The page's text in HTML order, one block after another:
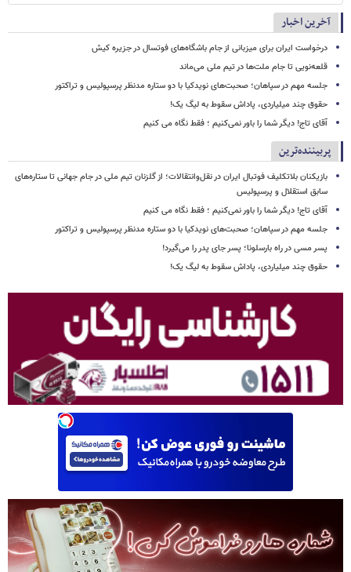
آخرین اخبار
درخواست ایران برای میزبانی از جام باشگاه‌های فوتسال در جزیره کیش
قلعه‌نویی تا جام ملت‌ها در تیم ملی می‌ماند
جلسه مهم در سپاهان؛ صحبت‌های نویدکیا با دو ستاره مدنظر پرسپولیس و تراکتور
حقوق چند میلیاردی، پاداش سقوط به لیگ یک!
آقای تاج! دیگر شما را باور نمی‌کنیم ؛ فقط نگاه می کنیم
پربیننده‌ترین
بازیکنان بلاتکلیف فوتبال ایران در نقل‌وانتقالات؛ از گلزنان تیم ملی در جام جهانی تا ستاره‌های
سابق استقلال و پرسپولیس
آقای تاج! دیگر شما را باور نمی‌کنیم ؛ فقط نگاه می کنیم
جلسه مهم در سپاهان؛ صحبت‌های نویدکیا با دو ستاره مدنظر پرسپولیس و تراکتور
پسر مسی در راه بارسلونا؛ پسر جای پدر را می‌گیرد!
حقوق چند میلیاردی، پاداش سقوط به لیگ یک!